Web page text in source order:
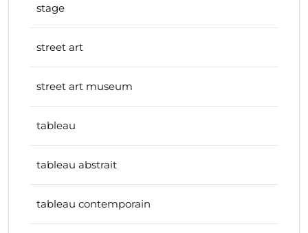
stage
street art
street art museum
tableau
tableau abstrait
tableau contemporain